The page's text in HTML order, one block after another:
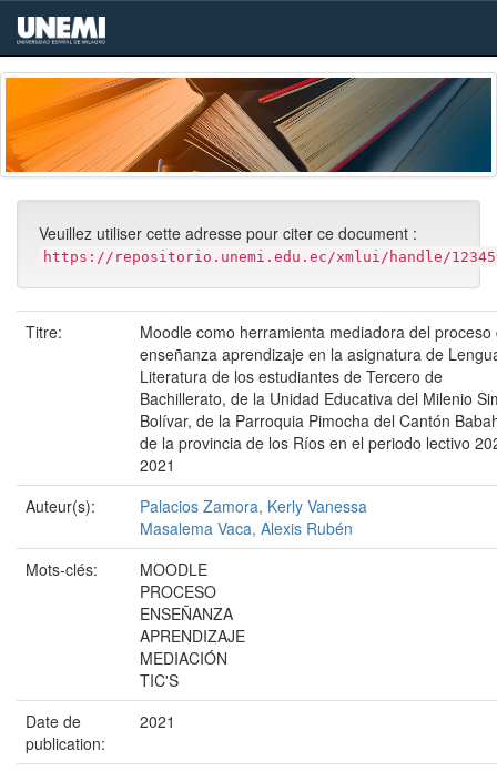
Skip
navigation
Veuillez utiliser cette adresse pour citer ce document :
https://repositorio.unemi.edu.ec/xmlui/handle/
Titre:
Moodle como herramienta mediadora del proceso
enseñanza aprendizaje en la asignatura de
Literatura de los estudiantes de Tercero de
Bachillerato, de la Unidad Educativa del Milenio
Bolívar, de la Parroquia Pimocha del Cantón
de la provincia de los Ríos en el periodo lectivo
2021
Auteur(s):
Palacios Zamora, Kerly Vanessa
Masalema Vaca, Alexis Rubén
Mots-clés:
MOODLE
PROCESO
ENSEÑANZA
APRENDIZAJE
MEDIACIÓN
TIC'S
Date de
publication:
2021